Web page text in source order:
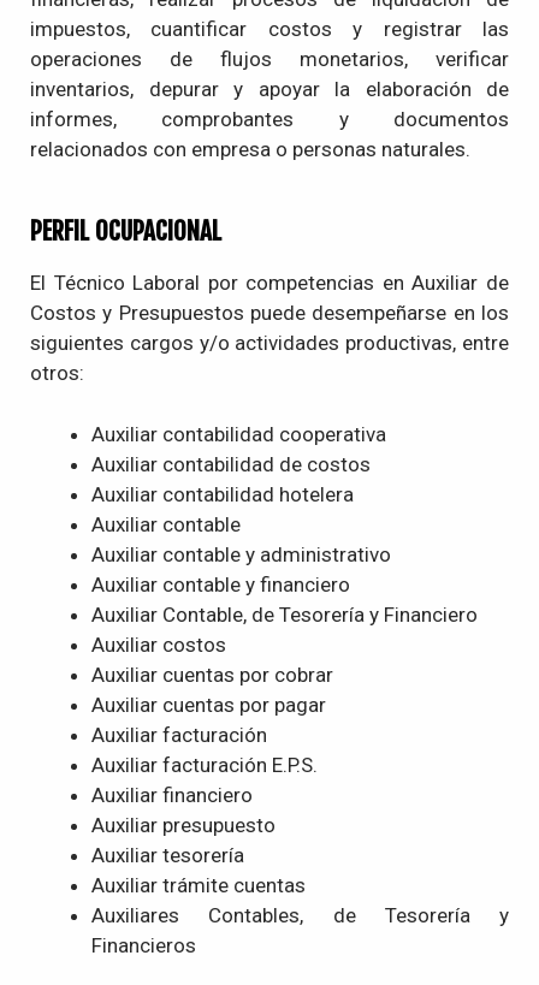
impuestos, cuantificar costos y registrar las
operaciones de flujos monetarios, verificar
inventarios, depurar y apoyar la elaboración de
informes, comprobantes y documentos
relacionados con empresa o personas naturales.
PERFIL OCUPACIONAL
El Técnico Laboral por competencias en Auxiliar de
Costos y Presupuestos puede desempeñarse en los
siguientes cargos y/o actividades productivas, entre
otros:
Auxiliar contabilidad cooperativa
Auxiliar contabilidad de costos
Auxiliar contabilidad hotelera
Auxiliar contable
Auxiliar contable y administrativo
Auxiliar contable y financiero
Auxiliar Contable, de Tesorería y Financiero
Auxiliar costos
Auxiliar cuentas por cobrar
Auxiliar cuentas por pagar
Auxiliar facturación
Auxiliar facturación E.P.S.
Auxiliar financiero
Auxiliar presupuesto
Auxiliar tesorería
Auxiliar trámite cuentas
Auxiliares Contables, de Tesorería y
Financieros